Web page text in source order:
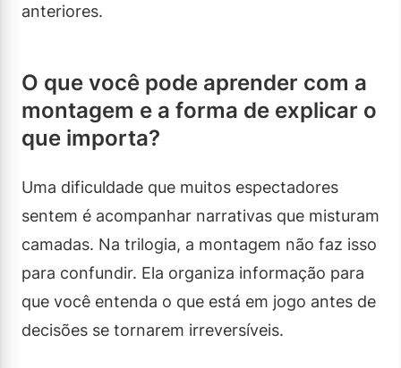
anteriores.
O que você pode aprender com a
montagem e a forma de explicar o
que importa?
Uma dificuldade que muitos espectadores
sentem é acompanhar narrativas que misturam
camadas. Na trilogia, a montagem não faz isso
para confundir. Ela organiza informação para
que você entenda o que está em jogo antes de
decisões se tornarem irreversíveis.